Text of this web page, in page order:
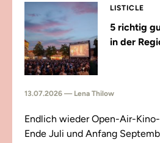
LISTICLE
5 richtig
in der
13.07.2026 — Lena Thilow
Endlich wieder Open-Air-
Ende Juli und Anfang